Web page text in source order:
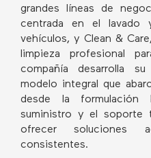
grandes líneas de
centrada en el lavado
vehículos, y Clean &
limpieza profesional
compañía desarrolla
modelo integral que
desde la formulación
suministro y el soporte
ofrecer soluciones
consistentes.